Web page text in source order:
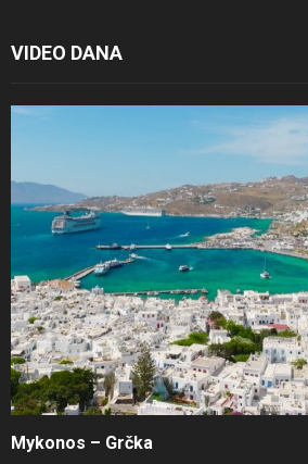
VIDEO DANA
Mykonos – Grčka